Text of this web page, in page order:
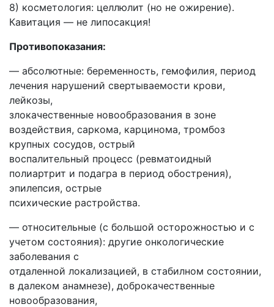
8) косметология: целлюлит (но не ожирение).
Кавитация — не липосакция!
Противопоказания:
— абсолютные: беременность, гемофилия, период
лечения нарушений свертываемости крови,
лейкозы,
злокачественные новообразования в зоне
воздействия, саркома, карцинома, тромбоз
крупных сосудов, острый
воспалительный процесс (ревматоидный
полиартрит и подагра в период обострения),
эпилепсия, острые
психические растройства.
— относительные (с большой осторожностью и с
учетом состояния): другие онкологические
заболевания с
отдаленной локализацией, в стабилном состоянии,
в далеком анамнезе), доброкачественные
новообразования,